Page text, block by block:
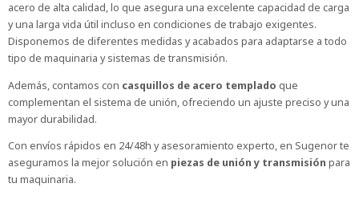
acero de alta calidad, lo que asegura una excelente capacidad de carga
y una larga vida útil incluso en condiciones de trabajo exigentes.
Disponemos de diferentes medidas y acabados para adaptarse a todo
tipo de maquinaria y sistemas de transmisión.
Además, contamos con casquillos de acero templado que
complementan el sistema de unión, ofreciendo un ajuste preciso y una
mayor durabilidad.
Con envíos rápidos en 24/48h y asesoramiento experto, en Sugenor te
aseguramos la mejor solución en piezas de unión y transmisión para
tu maquinaria.